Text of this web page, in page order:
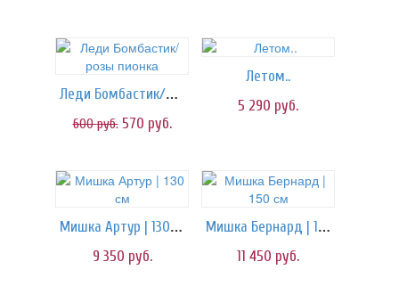
Леди Бомбастик/розы пионка
600руб. 570 руб.
Летом..
5 290 руб.
Мишка Артур | 130 см
9 350 руб.
Мишка Бернард | 150 см
11 450 руб.